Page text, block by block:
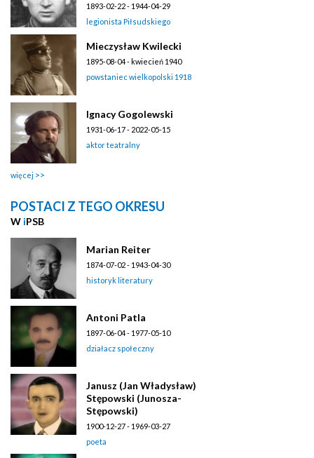
1893-02-22 - 1944-04-29
legionista Piłsudskiego
Mieczysław Kwilecki
1895-08-04 - kwiecień 1940
powstaniec wielkopolski 1918
Ignacy Gogolewski
1931-06-17 - 2022-05-15
aktor teatralny
więcej
POSTACI Z TEGO OKRESU
W iPSB
Marian Reiter
1874-07-02 - 1943-04-30
historyk literatury
Antoni Patla
1897-06-04 - 1977-05-10
działacz społeczny
Janusz (Jan Władysław)
Stępowski (Junosza-
Stępowski)
1900-12-27 - 1969-03-27
poeta